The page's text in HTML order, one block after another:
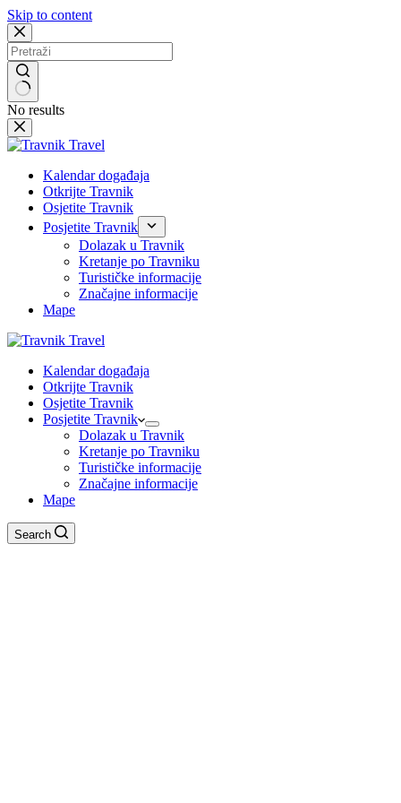
Skip to content
No results
Kalendar događaja
Otkrijte Travnik
Osjetite Travnik
Posjetite Travnik
Dolazak u Travnik
Kretanje po Travniku
Turističke informacije
Značajne informacije
Mape
Kalendar događaja
Otkrijte Travnik
Osjetite Travnik
Posjetite Travnik
Dolazak u Travnik
Kretanje po Travniku
Turističke informacije
Značajne informacije
Mape
Search